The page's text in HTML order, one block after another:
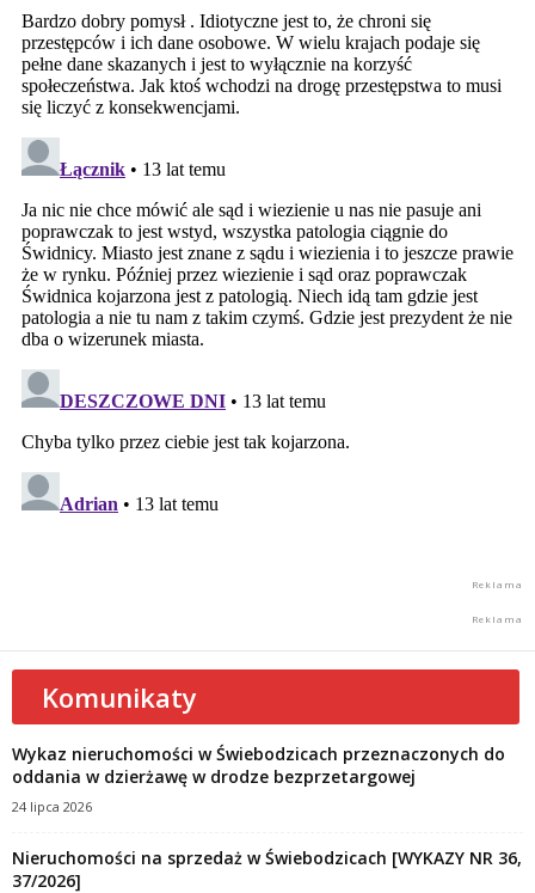
Komunikaty
Wykaz nieruchomości w Świebodzicach przeznaczonych do
oddania w dzierżawę w drodze bezprzetargowej
24 lipca 2026
Nieruchomości na sprzedaż w Świebodzicach [WYKAZY NR 36,
37/2026]